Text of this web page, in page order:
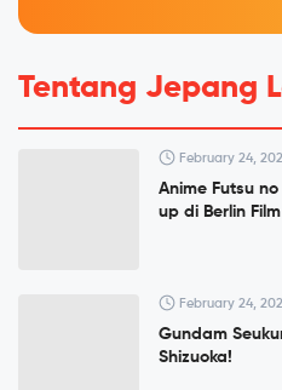
Tentang Jepang
February 24,
Anime Futsu
up di Berlin Film
February 24,
Gundam
Shizuoka!